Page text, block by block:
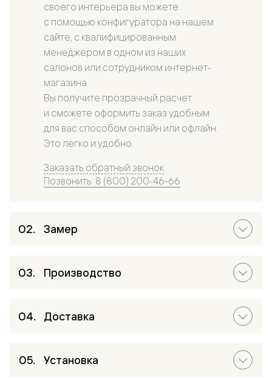
своего интерьера вы можете
с помощью конфигуратора на нашем
сайте, с квалифицированным
менеджером в одном из наших
салонов или сотрудником интернет-
магазина.
Вы получите прозрачный расчет
и сможете оформить заказ удобным
для вас способом онлайн или офлайн.
Это легко и удобно.
Заказать обратный звонок
Позвонить: 8 (800) 200-46-66
Замер
Производство
Доставка
Установка